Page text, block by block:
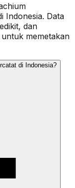
Indonesia. Data
dan
memetakan
di Indonesia?